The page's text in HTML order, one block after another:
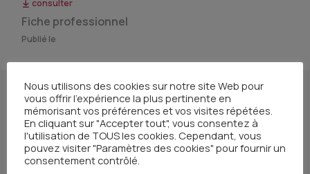
consulter
Fiche professionnel
Publié le
CARBOPLATINE-5FU
Carboplatine-5FU
Fiche patient
Publié le 01/06/2015
Nous utilisons des cookies sur notre site Web pour
vous offrir l'expérience la plus pertinente en
mémorisant vos préférences et vos visites répétées.
En cliquant sur "Accepter tout", vous consentez à
l'utilisation de TOUS les cookies. Cependant, vous
pouvez visiter "Paramètres des cookies" pour fournir un
consentement contrôlé.